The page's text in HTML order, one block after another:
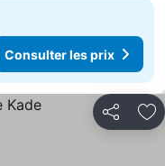
Consulter les prix
Partager